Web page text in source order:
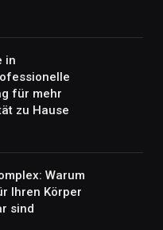
in
für mehr
zu Hause
Warum
Ihren Körper
sind